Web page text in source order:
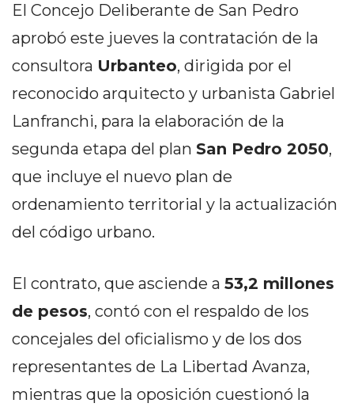
TIENDAS ONLINE CON
PEDIDOS POR WHATSAPP
EN ARGENTINA:
CHANGUITO.COM.AR VS
OTRAS PLATAFORMAS DE
VENTA POR WHATSAPP
CÓMO RECIBIR PEDIDOS
WHATSAPP: LA GUÍA
DEFINITIVA PARA
RESTAURANTES Y
DELIVERIES
El Concejo Deliberante de San Pedro
aprobó este jueves la contratación de la
consultora Urbanteo, dirigida por el
reconocido arquitecto y urbanista Gabriel
Lanfranchi, para la elaboración de la
segunda etapa del plan San Pedro 2050,
que incluye el nuevo plan de
ordenamiento territorial y la actualización
del código urbano.
El contrato, que asciende a 53,2 millones
de pesos, contó con el respaldo de los
concejales del oficialismo y de los dos
representantes de La Libertad Avanza,
mientras que la oposición cuestionó la